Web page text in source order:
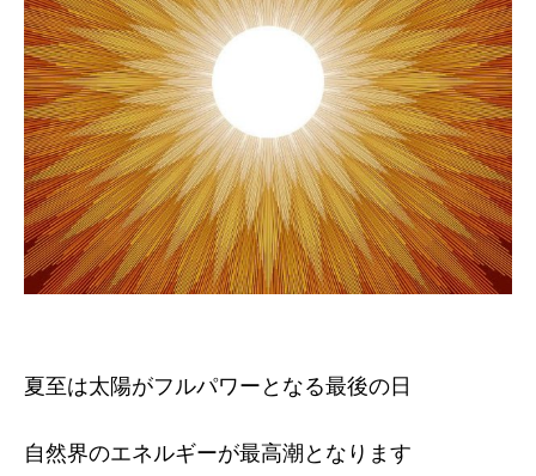
夏至は太陽がフルパワーとなる最後の日
自然界のエネルギーが最高潮となります